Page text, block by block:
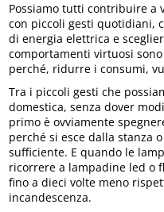
Possiamo tutti contribuire a
con piccoli gesti quotidiani,
di energia elettrica e
comportamenti virtuosi
perché, ridurre i consumi,
Tra i piccoli gesti che
domestica, senza dover
primo è ovviamente
perché si esce dalla stanza
sufficiente. E quando le
ricorrere a lampadine led o
fino a dieci volte meno
incandescenza.